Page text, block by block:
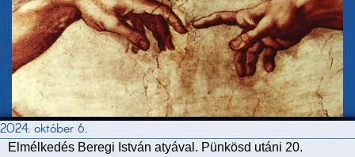
2024. október 6.
Elmélkedés Beregi István atyával. Pünkösd utáni 20.